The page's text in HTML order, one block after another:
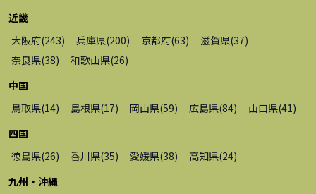
近畿
大阪府(243) 兵庫県(200) 京都府(63) 滋賀県(37)
奈良県(38) 和歌山県(26)
中国
鳥取県(14) 島根県(17) 岡山県(59) 広島県(84) 山口県(41 )
四国
徳島県(26) 香川県(35) 愛媛県(38) 高知県(24)
九州・沖縄